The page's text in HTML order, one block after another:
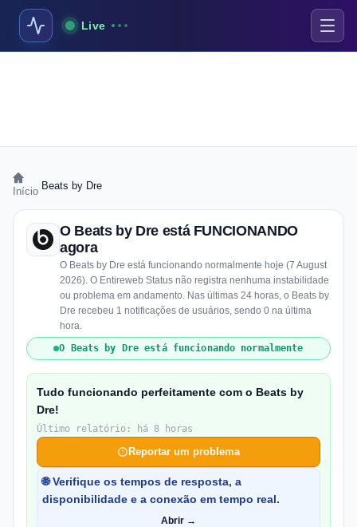
Live
Início Beats by Dre
O Beats by Dre está FUNCIONANDO
agora
O Beats by Dre está funcionando normalmente hoje (7 August
2026). O Entireweb Status não registra nenhuma instabilidade
ou problema em andamento. Nas últimas 24 horas, o Beats by
Dre recebeu 1 notificações de usuários, sendo 0 na última
hora.
O Beats by Dre está funcionando normalmente
Tudo funcionando perfeitamente com o Beats by
Dre!
Último relatório: há 8 horas
Reportar um problema
🌐 Verifique os tempos de resposta, a
disponibilidade e a conexão em tempo real.
Abrir →